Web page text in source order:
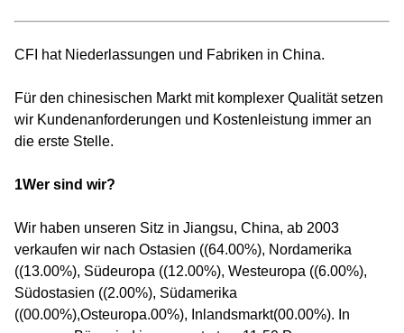
CFI hat Niederlassungen und Fabriken in China.
Für den chinesischen Markt mit komplexer Qualität setzen
wir Kundenanforderungen und Kostenleistung immer an
die erste Stelle.
1Wer sind wir?
Wir haben unseren Sitz in Jiangsu, China, ab 2003
verkaufen wir nach Ostasien ((64.00%), Nordamerika
((13.00%), Südeuropa ((12.00%), Westeuropa ((6.00%),
Südostasien ((2.00%), Südamerika
((00.00%),Osteuropa.00%), Inlandsmarkt(00.00%). In